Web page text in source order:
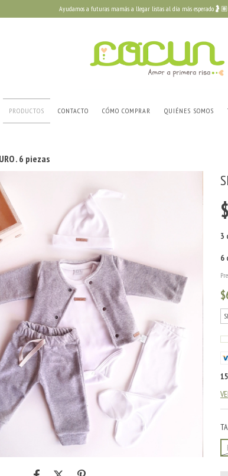
Ayudamos a futuras mamás a llegar listas al día más
PRODUCTOS CONTACTO CÓMO COMPRAR QUIÉNES SOMOS
. 6 piezas